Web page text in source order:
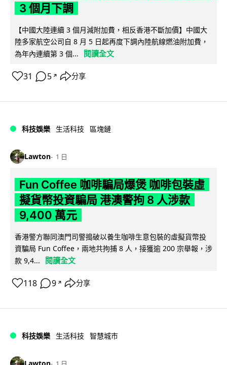
3 個月下調
【中國大陸連續 3 個月減附加費，相反香港不斷加價】中國大
陸多家航空公司自 8 月 5 日起再度下調內陸航線燃油附加費，
為年內連續第 3 個...
閱讀全文
31 5 ↗ 分享
科技娛樂 生活科技 區塊鏈
Lawton 1 日
Fun Coffee 咖啡騙局爆煲 咖啡包裝虛
擬貨幣投資騙局 港澳警拘 8 人涉款
9,400 萬元
香港警方聯同澳門司警搗破以養生咖啡生意包裝的虛擬貨幣投
資騙局 Fun Coffee，兩地共拘捕 8 人，接獲逾 200 宗舉報，涉
款 9,4...
閱讀全文
118 9 ↗ 分享
科技娛樂 生活科技 智慧城市